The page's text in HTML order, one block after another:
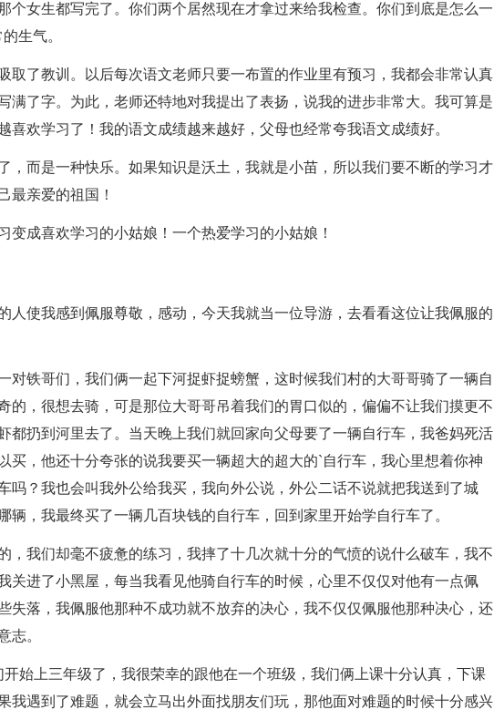
个女生都写完了。你们两个居然现在才拿过来给我检查。你们到底是怎么一
生气。
了教训。以后每次语文老师只要一布置的作业里有预习，我都会非常认真
满了字。为此，老师还特地对我提出了表扬，说我的进步非常大。我可算是
喜欢学习了！我的语文成绩越来越好，父母也经常夸我语文成绩好。
而是一种快乐。如果知识是沃土，我就是小苗，所以我们要不断的学习才
最亲爱的祖国！
成喜欢学习的小姑娘！一个热爱学习的小姑娘！
使我感到佩服尊敬，感动，今天我就当一位导游，去看看这位让我佩服的
铁哥们，我们俩一起下河捉虾捉螃蟹，这时候我们村的大哥哥骑了一辆自
的，很想去骑，可是那位大哥哥吊着我们的胃口似的，偏偏不让我们摸更不
都扔到河里去了。当天晚上我们就回家向父母要了一辆自行车，我爸妈死活
买，他还十分夸张的说我要买一辆超大的超大的`自行车，我心里想着你神
吗？我也会叫我外公给我买，我向外公说，外公二话不说就把我送到了城
辆，我最终买了一辆几百块钱的自行车，回到家里开始学自行车了。
我们却毫不疲惫的练习，我摔了十几次就十分的气愤的说什么破车，我不
关进了小黑屋，每当我看见他骑自行车的时候，心里不仅仅对他有一点佩
失落，我佩服他那种不成功就不放弃的决心，我不仅仅佩服他那种决心，还
志。
上三年级了，我很荣幸的跟他在一个班级，我们俩上课十分认真，下课
我遇到了难题，就会立马出外面找朋友们玩，那他面对难题的时候十分感兴